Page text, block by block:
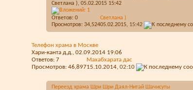
Светлана ), 05.02.2015 15:42
Ответов: 0
Просмотров: 34,524
Светлана )
05.02.2015, 15:42
Телефон храма в Москве
Хари-канта д.д., 02.09.2014 19:06
Ответов: 7
Просмотров: 46,897
Махабхарата дас
15.10.2014, 02:10
Переезд храма Шри Шри Даял-Нитай Шачисуты